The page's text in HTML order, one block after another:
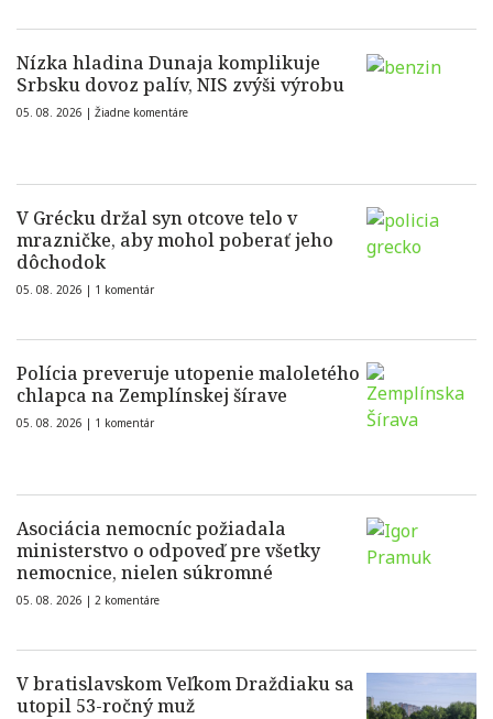
Nízka hladina Dunaja komplikuje
Srbsku dovoz palív, NIS zvýši výrobu
05. 08. 2026 | Žiadne komentáre
V Grécku držal syn otcove telo v
mrazničke, aby mohol poberať jeho
dôchodok
05. 08. 2026 | 1 komentár
Polícia preveruje utopenie maloletého
chlapca na Zemplínskej šírave
05. 08. 2026 | 1 komentár
Asociácia nemocníc požiadala
ministerstvo o odpoveď pre všetky
nemocnice, nielen súkromné
05. 08. 2026 | 2 komentáre
V bratislavskom Veľkom Draždiaku sa
utopil 53-ročný muž